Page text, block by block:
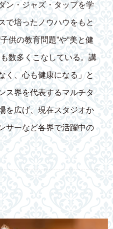
ン・ジャズ・タップを学
で培ったノウハウをもと
供の教育問題”や“美と健
数多くこなしている。講
く、心も健康になる」と
ス界を代表するマルチタ
を広げ、現在スタジオか
サーなど各界で活躍中の